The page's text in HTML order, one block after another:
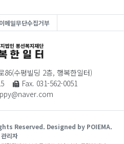
이메일무단수집거부
86(수평빌딩 2층, 행복한일터)
Fax. 031-562-0051
Reserved. Designed by POIEMA.
관리자